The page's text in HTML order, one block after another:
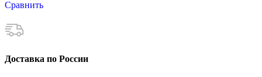
Сравнить
Доставка по России